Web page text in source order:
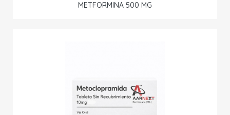
METFORMINA 500 MG